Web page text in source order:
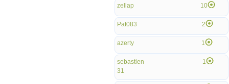
zellap 10
Pat083 2
azerty 1
sebastien
31
1